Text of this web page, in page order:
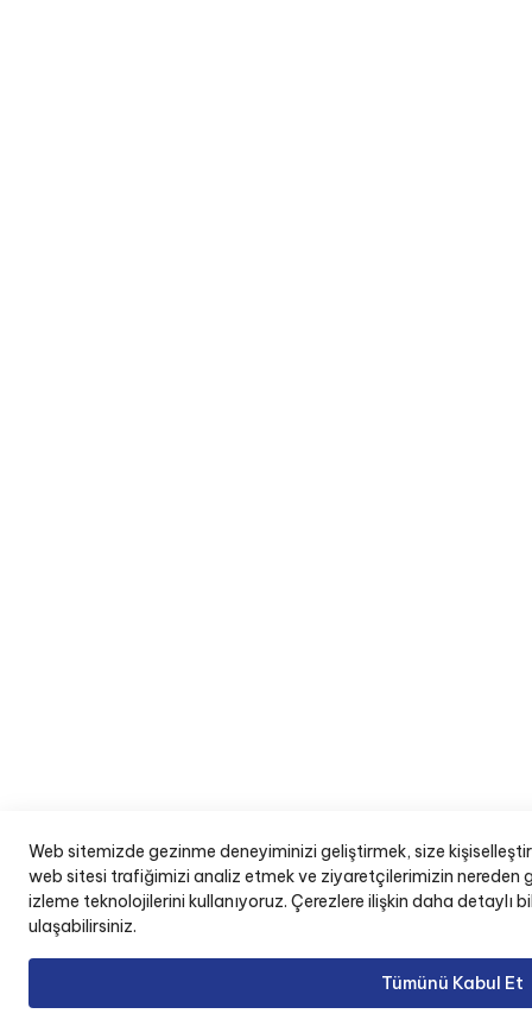
Web sitemizde gezinme deneyiminizi geliştirmek, size
web sitesi trafiğimizi analiz etmek ve ziyaretçilerimizin nereden
izleme teknolojilerini kullanıyoruz. Çerezlere ilişkin daha detaylı
ulaşabilirsiniz.
Tümünü Kabul Et